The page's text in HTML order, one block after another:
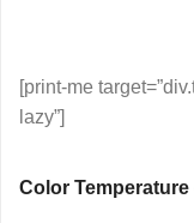
[print-me
lazy”]
Color Temperature